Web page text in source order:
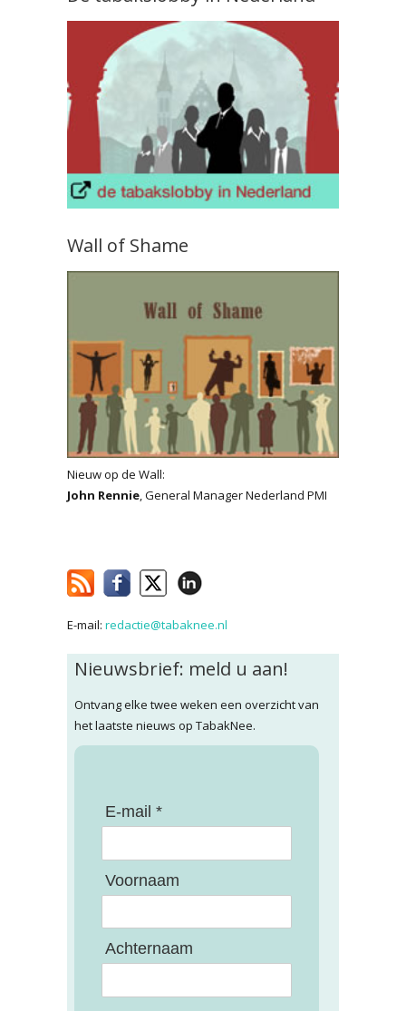
Wall of Shame
Nieuw op de Wall:
John Rennie, General Manager Nederland PMI
E-mail: redactie@tabaknee.nl
Nieuwsbrief: meld u aan!
Ontvang elke twee weken een overzicht van
het laatste nieuws op TabakNee.
E-mail *
Voornaam
Achternaam